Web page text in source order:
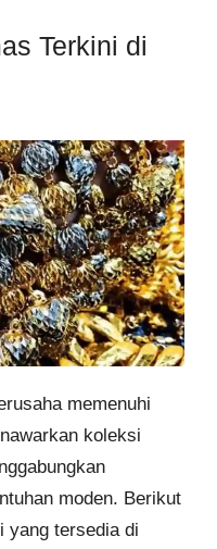
Terkini di
memenuhi
koleksi
moden. Berikut
yang tersedia di